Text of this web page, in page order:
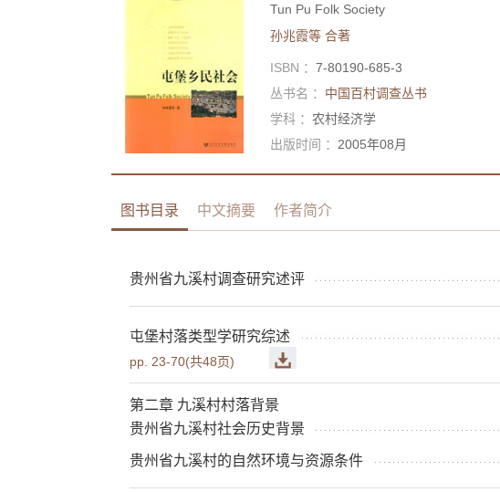
Tun Pu Folk Society
孙兆霞等 合著
ISBN ： 7-80190-685-3
丛书名 ： 中国百村调查丛书
学科 ： 农村经济学
出版时间 ： 2005年08月
图书目录 中文摘要 作者简介
贵州省九溪村调查研究述评
屯堡村落类型学研究综述
pp. 23-70(共48页)
第二章 九溪村村落背景
贵州省九溪村社会历史背景
贵州省九溪村的自然环境与资源条件